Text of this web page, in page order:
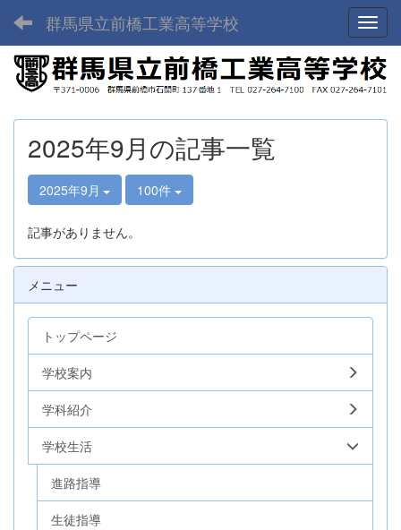
群馬県立前橋工業高等学校
2025年9月の記事一覧
2025年9月 100件
記事がありません。
メニュー
トップページ
学校案内
学科紹介
学校生活
進路指導
生徒指導